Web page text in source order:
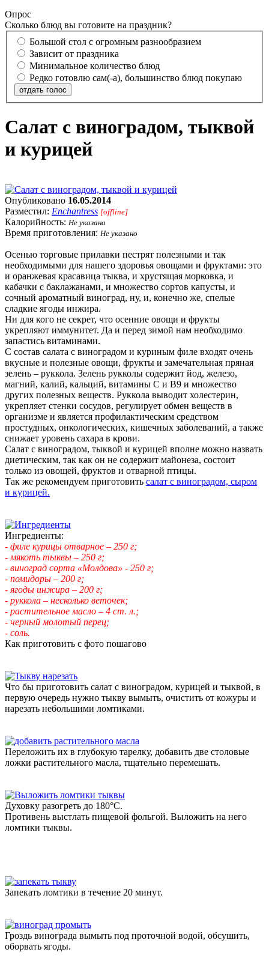
Опрос
Сколько блюд вы готовите на праздник?
Большой стол с огромным разнообразием
Зависит от праздника
Минимальное количество блюд
Редко готовлю сам(-а), большинство блюд покупаю
отдать голос
Салат с виноградом, тыквой
и курицей
Опубликовано 16.05.2014
Разместил: Enchantress [offline]
Калорийность: Не указана
Время приготовления: Не указано
Осенью торговые прилавки пестрят полезными и так
необходимыми для нашего здоровья овощами и фруктами: это
и оранжевая красавица тыква, и хрустящая морковка, и
кабачки с баклажанами, и множество сортов капусты, и
сочный ароматный виноград, ну, и, конечно же, спелые
сладкие ягоды инжира.
Ни для кого не секрет, что осенние овощи и фрукты
укрепляют иммунитет. Да и перед зимой нам необходимо
запастись витаминами.
С состав салата с виноградом и куриным филе входят очень
вкусные и полезные овощи, фрукты и замечательная пряная
зелень – руккола. Зелень рукколы содержит йод, железо,
магний, калий, кальций, витамины C и B9 и множество
других полезных веществ. Руккола выводит холестерин,
укрепляет стенки сосудов, регулирует обмен веществ в
организме и является профилактическим средством
простудных, онкологических, кишечных заболеваний, а также
снижает уровень сахара в крови.
Салат с виноградом, тыквой и курицей вполне можно назвать
диетическим, так как он не содержит майонеза, состоит
только из овощей, фруктов и отварной птицы.
Так же рекомендуем приготовить салат с виноградом, сыром
и курицей.
Ингредиенты:
- филе курицы отварное – 250 г;
- мякоть тыквы – 250 г;
- виноград сорта «Молдова» - 250 г;
- помидоры – 200 г;
- ягоды инжира – 200 г;
- руккола – несколько веточек;
- растительное масло – 4 ст. л.;
- черный молотый перец;
- соль.
Как приготовить с фото пошагово
Что бы приготовить салат с виноградом, курицей и тыквой, в
первую очередь нужно тыкву вымыть, очистить от кожуры и
нарезать небольшими ломтиками.
Переложить их в глубокую тарелку, добавить две столовые
ложки растительного масла, тщательно перемешать.
Духовку разогреть до 180°C.
Противень выстлать пищевой фольгой. Выложить на него
ломтики тыквы.
Запекать ломтики в течение 20 минут.
Гроздь винограда вымыть под проточной водой, обсушить,
оборвать ягоды.